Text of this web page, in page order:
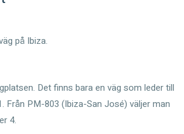
på Ibiza.
Det finns bara en väg som leder till
Från PM-803 (Ibiza-San José) väljer man
4.